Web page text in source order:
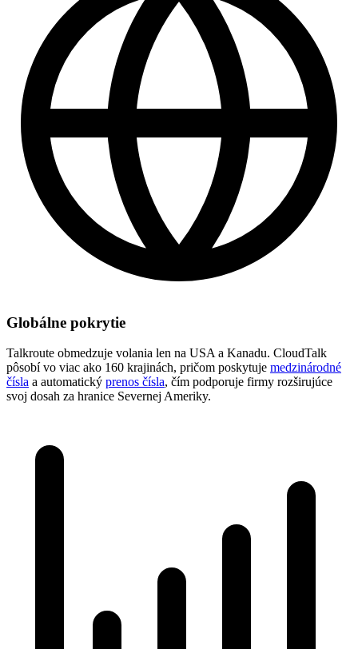
Globálne pokrytie
Talkroute obmedzuje volania len na USA a Kanadu. CloudTalk
pôsobí vo viac ako 160 krajinách, pričom poskytuje medzinárodné
čísla a automatický prenos čísla, čím podporuje firmy rozširujúce
svoj dosah za hranice Severnej Ameriky.